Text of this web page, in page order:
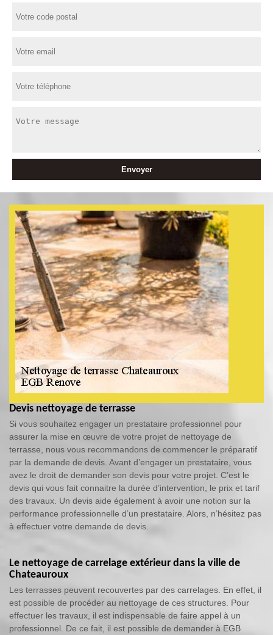
Devis nettoyage de terrasse
Si vous souhaitez engager un prestataire professionnel pour
assurer la mise en œuvre de votre projet de nettoyage de
terrasse, nous vous recommandons de commencer le préparatif
par la demande de devis. Avant d’engager un prestataire, vous
avez le droit de demander son devis pour votre projet. C’est le
devis qui vous fait connaitre la durée d’intervention, le prix et tarif
des travaux. Un devis aide également à avoir une notion sur la
performance professionnelle d’un prestataire. Alors, n’hésitez pas
à effectuer votre demande de devis.
Le nettoyage de carrelage extérieur dans la ville de
Chateauroux
Les terrasses peuvent recouvertes par des carrelages. En effet, il
est possible de procéder au nettoyage de ces structures. Pour
effectuer les travaux, il est indispensable de faire appel à un
professionnel. De ce fait, il est possible de demander à EGB